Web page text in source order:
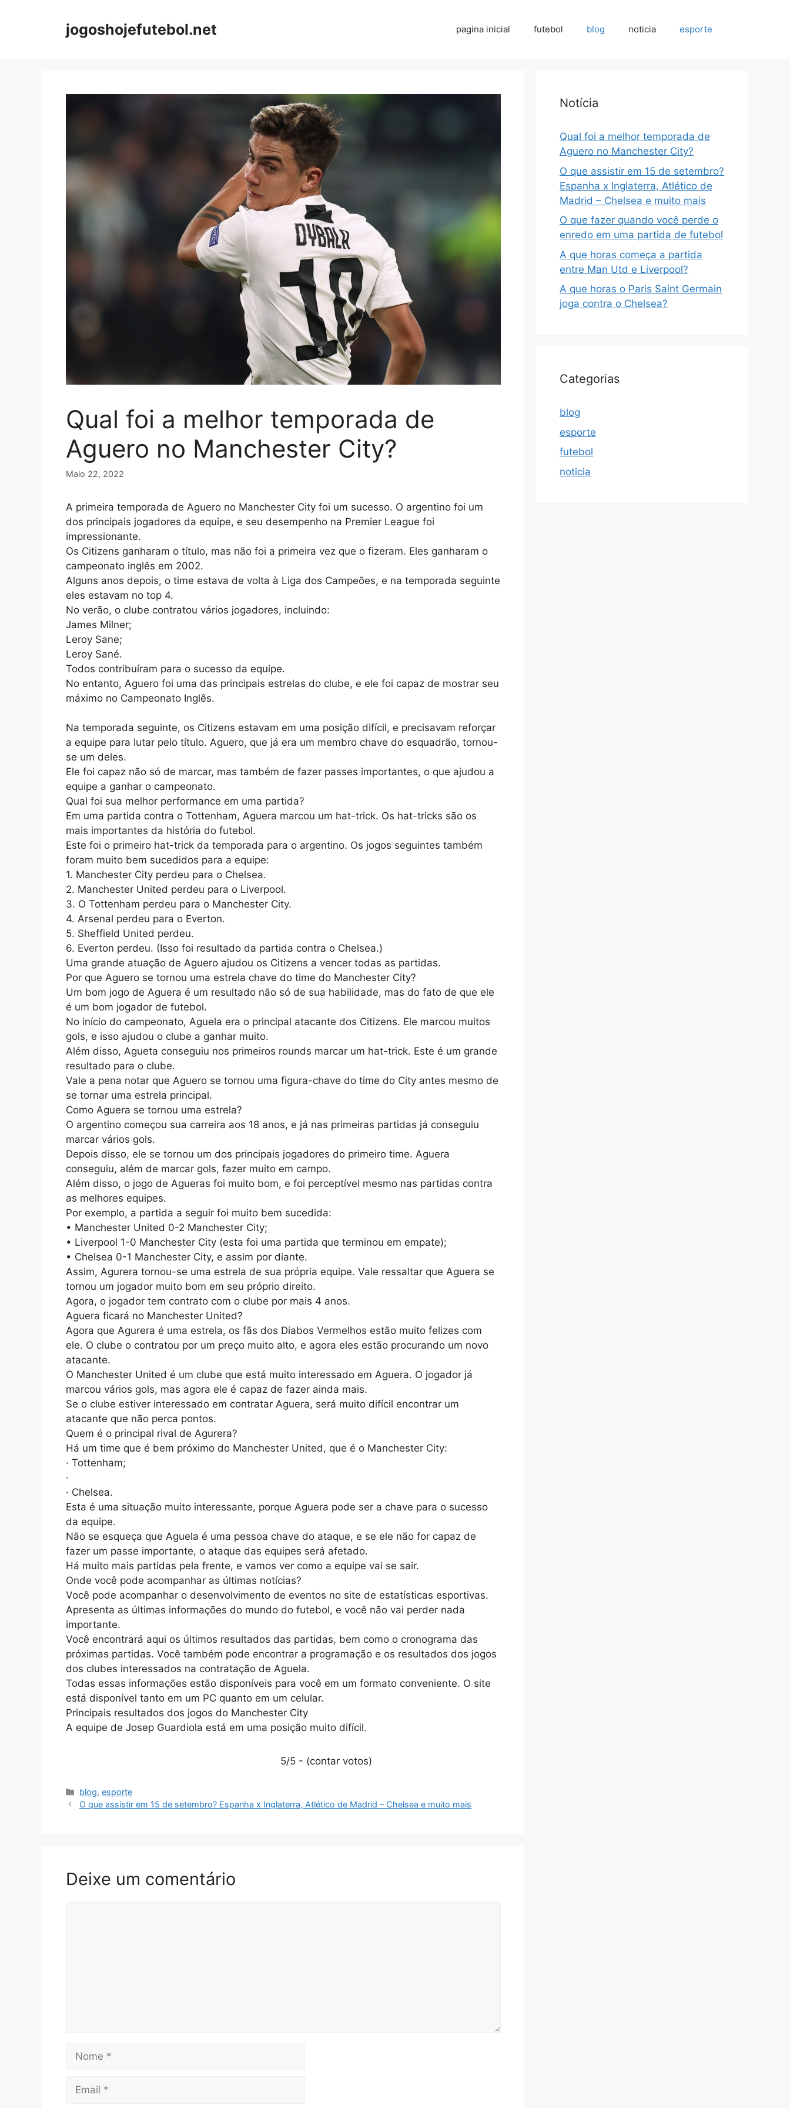
jogoshojefutebol.net pagina inicial futebol blog noticia esporte
Qual foi a melhor temporada de
Aguero no Manchester City?
Maio 22, 2022
A primeira temporada de Aguero no Manchester City foi um sucesso. O argentino foi um
dos principais jogadores da equipe, e seu desempenho na Premier League foi
impressionante.
Os Citizens ganharam o título, mas não foi a primeira vez que o fizeram. Eles ganharam o
campeonato inglês em 2002.
Alguns anos depois, o time estava de volta à Liga dos Campeões, e na temporada seguinte
eles estavam no top 4.
No verão, o clube contratou vários jogadores, incluindo:
James Milner;
Leroy Sane;
Leroy Sané.
Todos contribuíram para o sucesso da equipe.
No entanto, Aguero foi uma das principais estrelas do clube, e ele foi capaz de mostrar seu
máximo no Campeonato Inglês.
Na temporada seguinte, os Citizens estavam em uma posição difícil, e precisavam reforçar
a equipe para lutar pelo título. Aguero, que já era um membro chave do esquadrão, tornou-
se um deles.
Ele foi capaz não só de marcar, mas também de fazer passes importantes, o que ajudou a
equipe a ganhar o campeonato.
Qual foi sua melhor performance em uma partida?
Em uma partida contra o Tottenham, Aguera marcou um hat-trick. Os hat-tricks são os
mais importantes da história do futebol.
Este foi o primeiro hat-trick da temporada para o argentino. Os jogos seguintes também
foram muito bem sucedidos para a equipe:
1. Manchester City perdeu para o Chelsea.
2. Manchester United perdeu para o Liverpool.
3. O Tottenham perdeu para o Manchester City.
4. Arsenal perdeu para o Everton.
5. Sheffield United perdeu.
6. Everton perdeu. (Isso foi resultado da partida contra o Chelsea.)
Uma grande atuação de Aguero ajudou os Citizens a vencer todas as partidas.
Por que Aguero se tornou uma estrela chave do time do Manchester City?
Um bom jogo de Aguera é um resultado não só de sua habilidade, mas do fato de que ele
é um bom jogador de futebol.
No início do campeonato, Aguela era o principal atacante dos Citizens. Ele marcou muitos
gols, e isso ajudou o clube a ganhar muito.
Além disso, Agueta conseguiu nos primeiros rounds marcar um hat-trick. Este é um grande
resultado para o clube.
Vale a pena notar que Aguero se tornou uma figura-chave do time do City antes mesmo de
se tornar uma estrela principal.
Como Aguera se tornou uma estrela?
O argentino começou sua carreira aos 18 anos, e já nas primeiras partidas já conseguiu
marcar vários gols.
Depois disso, ele se tornou um dos principais jogadores do primeiro time. Aguera
conseguiu, além de marcar gols, fazer muito em campo.
Além disso, o jogo de Agueras foi muito bom, e foi perceptível mesmo nas partidas contra
as melhores equipes.
Por exemplo, a partida a seguir foi muito bem sucedida:
• Manchester United 0-2 Manchester City;
• Liverpool 1-0 Manchester City (esta foi uma partida que terminou em empate);
• Chelsea 0-1 Manchester City, e assim por diante.
Assim, Agurera tornou-se uma estrela de sua própria equipe. Vale ressaltar que Aguera se
tornou um jogador muito bom em seu próprio direito.
Agora, o jogador tem contrato com o clube por mais 4 anos.
Aguera ficará no Manchester United?
Agora que Agurera é uma estrela, os fãs dos Diabos Vermelhos estão muito felizes com
ele. O clube o contratou por um preço muito alto, e agora eles estão procurando um novo
atacante.
O Manchester United é um clube que está muito interessado em Aguera. O jogador já
marcou vários gols, mas agora ele é capaz de fazer ainda mais.
Se o clube estiver interessado em contratar Aguera, será muito difícil encontrar um
atacante que não perca pontos.
Quem é o principal rival de Agurera?
Há um time que é bem próximo do Manchester United, que é o Manchester City:
· Tottenham;
·
· Chelsea.
Esta é uma situação muito interessante, porque Aguera pode ser a chave para o sucesso
da equipe.
Não se esqueça que Aguela é uma pessoa chave do ataque, e se ele não for capaz de
fazer um passe importante, o ataque das equipes será afetado.
Há muito mais partidas pela frente, e vamos ver como a equipe vai se sair.
Onde você pode acompanhar as últimas notícias?
Você pode acompanhar o desenvolvimento de eventos no site de estatísticas esportivas.
Apresenta as últimas informações do mundo do futebol, e você não vai perder nada
importante.
Você encontrará aqui os últimos resultados das partidas, bem como o cronograma das
próximas partidas. Você também pode encontrar a programação e os resultados dos jogos
dos clubes interessados na contratação de Aguela.
Todas essas informações estão disponíveis para você em um formato conveniente. O site
está disponível tanto em um PC quanto em um celular.
Principais resultados dos jogos do Manchester City
A equipe de Josep Guardiola está em uma posição muito difícil.
5/5 - (contar votos)
Categorias
blog,esporte
Navegação
O que assistir em 15 de setembro? Espanha x Inglaterra, Atlético de Madrid – Chelsea e muito mais
Deixe um comentário
Nome
Email
Notícia
Qual foi a melhor temporada de
Aguero no Manchester City?
O que assistir em 15 de setembro?
Espanha x Inglaterra, Atlético de
Madrid – Chelsea e muito mais
O que fazer quando você perde o
enredo em uma partida de futebol
A que horas começa a partida
entre Man Utd e Liverpool?
A que horas o Paris Saint Germain
joga contra o Chelsea?
Categorias
blog
esporte
futebol
noticia